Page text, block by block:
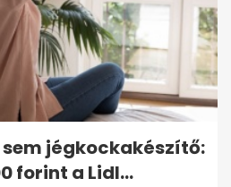
jégkockakészítő:
forint a Lidl...